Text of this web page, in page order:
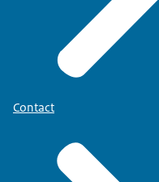
Contact